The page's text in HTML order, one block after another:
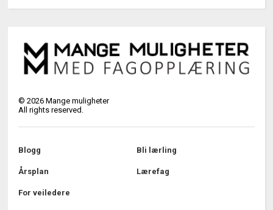
©2026 Mange muligheter
All rights reserved.
Blogg Bli lærling
Årsplan Lærefag
For veiledere